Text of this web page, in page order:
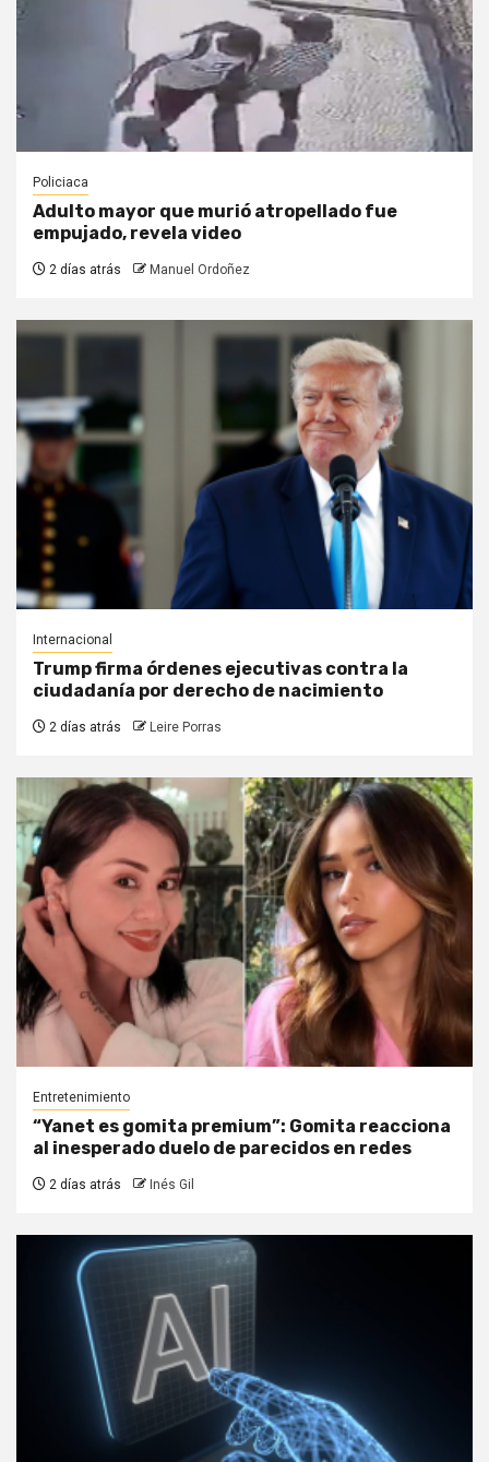
Policiaca
Adulto mayor que murió atropellado fue
empujado, revela video
2 días atrás Manuel Ordoñez
Internacional
Trump firma órdenes ejecutivas contra la
ciudadanía por derecho de nacimiento
2 días atrás Leire Porras
Entretenimiento
“Yanet es gomita premium”: Gomita reacciona
al inesperado duelo de parecidos en redes
2 días atrás Inés Gil